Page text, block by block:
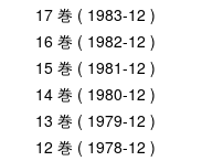
17 巻 ( 1983-12 )
16 巻 ( 1982-12 )
15 巻 ( 1981-12 )
14 巻 ( 1980-12 )
13 巻 ( 1979-12 )
12 巻 ( 1978-12 )